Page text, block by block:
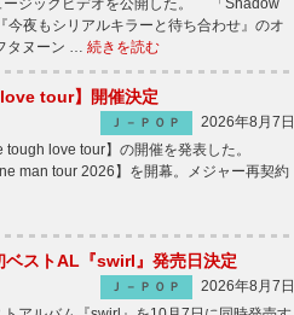
ジックビデオを公開した。 「Shadow
夜もシリアルキラーと待ち合わせ』のオ
タヌーン … 続きを読む
tour】開催決定
Ｊ－ＰＯＰ
2026年8月7日
tough love tour】の開催を発表した。
man tour 2026】を開幕。メジャー再契約
ストAL『swirl』発売日決定
Ｊ－ＰＯＰ
2026年8月7日